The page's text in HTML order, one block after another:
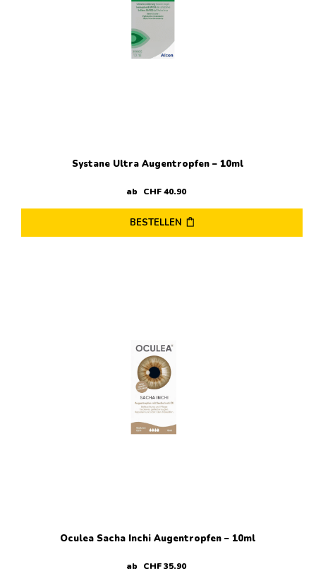
Systane Ultra Augentropfen – 10ml
ab CHF40.90
BESTELLEN
Oculea Sacha Inchi Augentropfen – 10ml
ab CHF35.90